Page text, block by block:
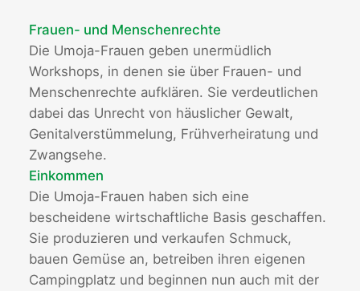
Frauen- und Menschenrechte
Die Umoja-Frauen geben unermüdlich
Workshops, in denen sie über Frauen- und
Menschenrechte aufklären. Sie verdeutlichen
dabei das Unrecht von häuslicher Gewalt,
Genitalverstümmelung, Frühverheiratung und
Zwangsehe.
Einkommen
Die Umoja-Frauen haben sich eine
bescheidene wirtschaftliche Basis geschaffen.
Sie produzieren und verkaufen Schmuck,
bauen Gemüse an, betreiben ihren eigenen
Campingplatz und beginnen nun auch mit der